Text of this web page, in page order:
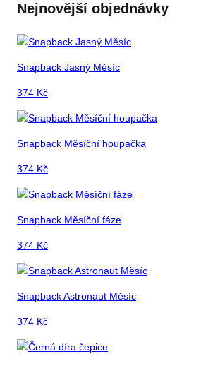
Nejnovější objednávky
Snapback Jasný Měsíc
374 Kč
Snapback Měsíční houpačka
374 Kč
Snapback Měsíční fáze
374 Kč
Snapback Astronaut Měsíc
374 Kč